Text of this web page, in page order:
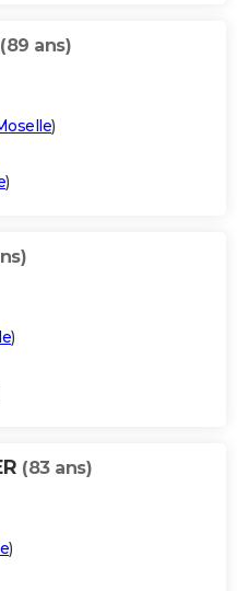
(89 ans)
)
)
)
(83 ans)
)